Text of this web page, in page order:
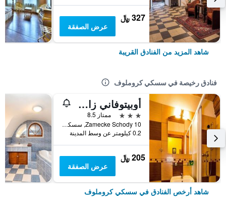
327 ﷼
عرض الصفقة
شاهد المزيد من الفنادق القريبة
فنادق رخيصة في سسكي كروملوف
أوبيتوفاني زاميتسكي شودي
3 نجوم
ممتاز 8.5
Zamecke Schody 10, سسكي كروملوف, منطقة جنوب بوهيميا, جمهورية التشيك
0.2 كيلومتر عن وسط المدينة
205 ﷼
عرض الصفقة
شاهد أرخص الفنادق في سسكي كروملوف